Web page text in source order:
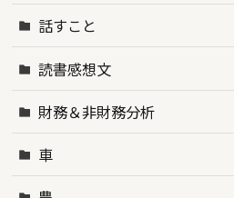
話すこと
読書感想文
財務＆非財務分析
車